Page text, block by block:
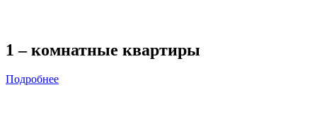
1 – комнатные квартиры
Подробнее